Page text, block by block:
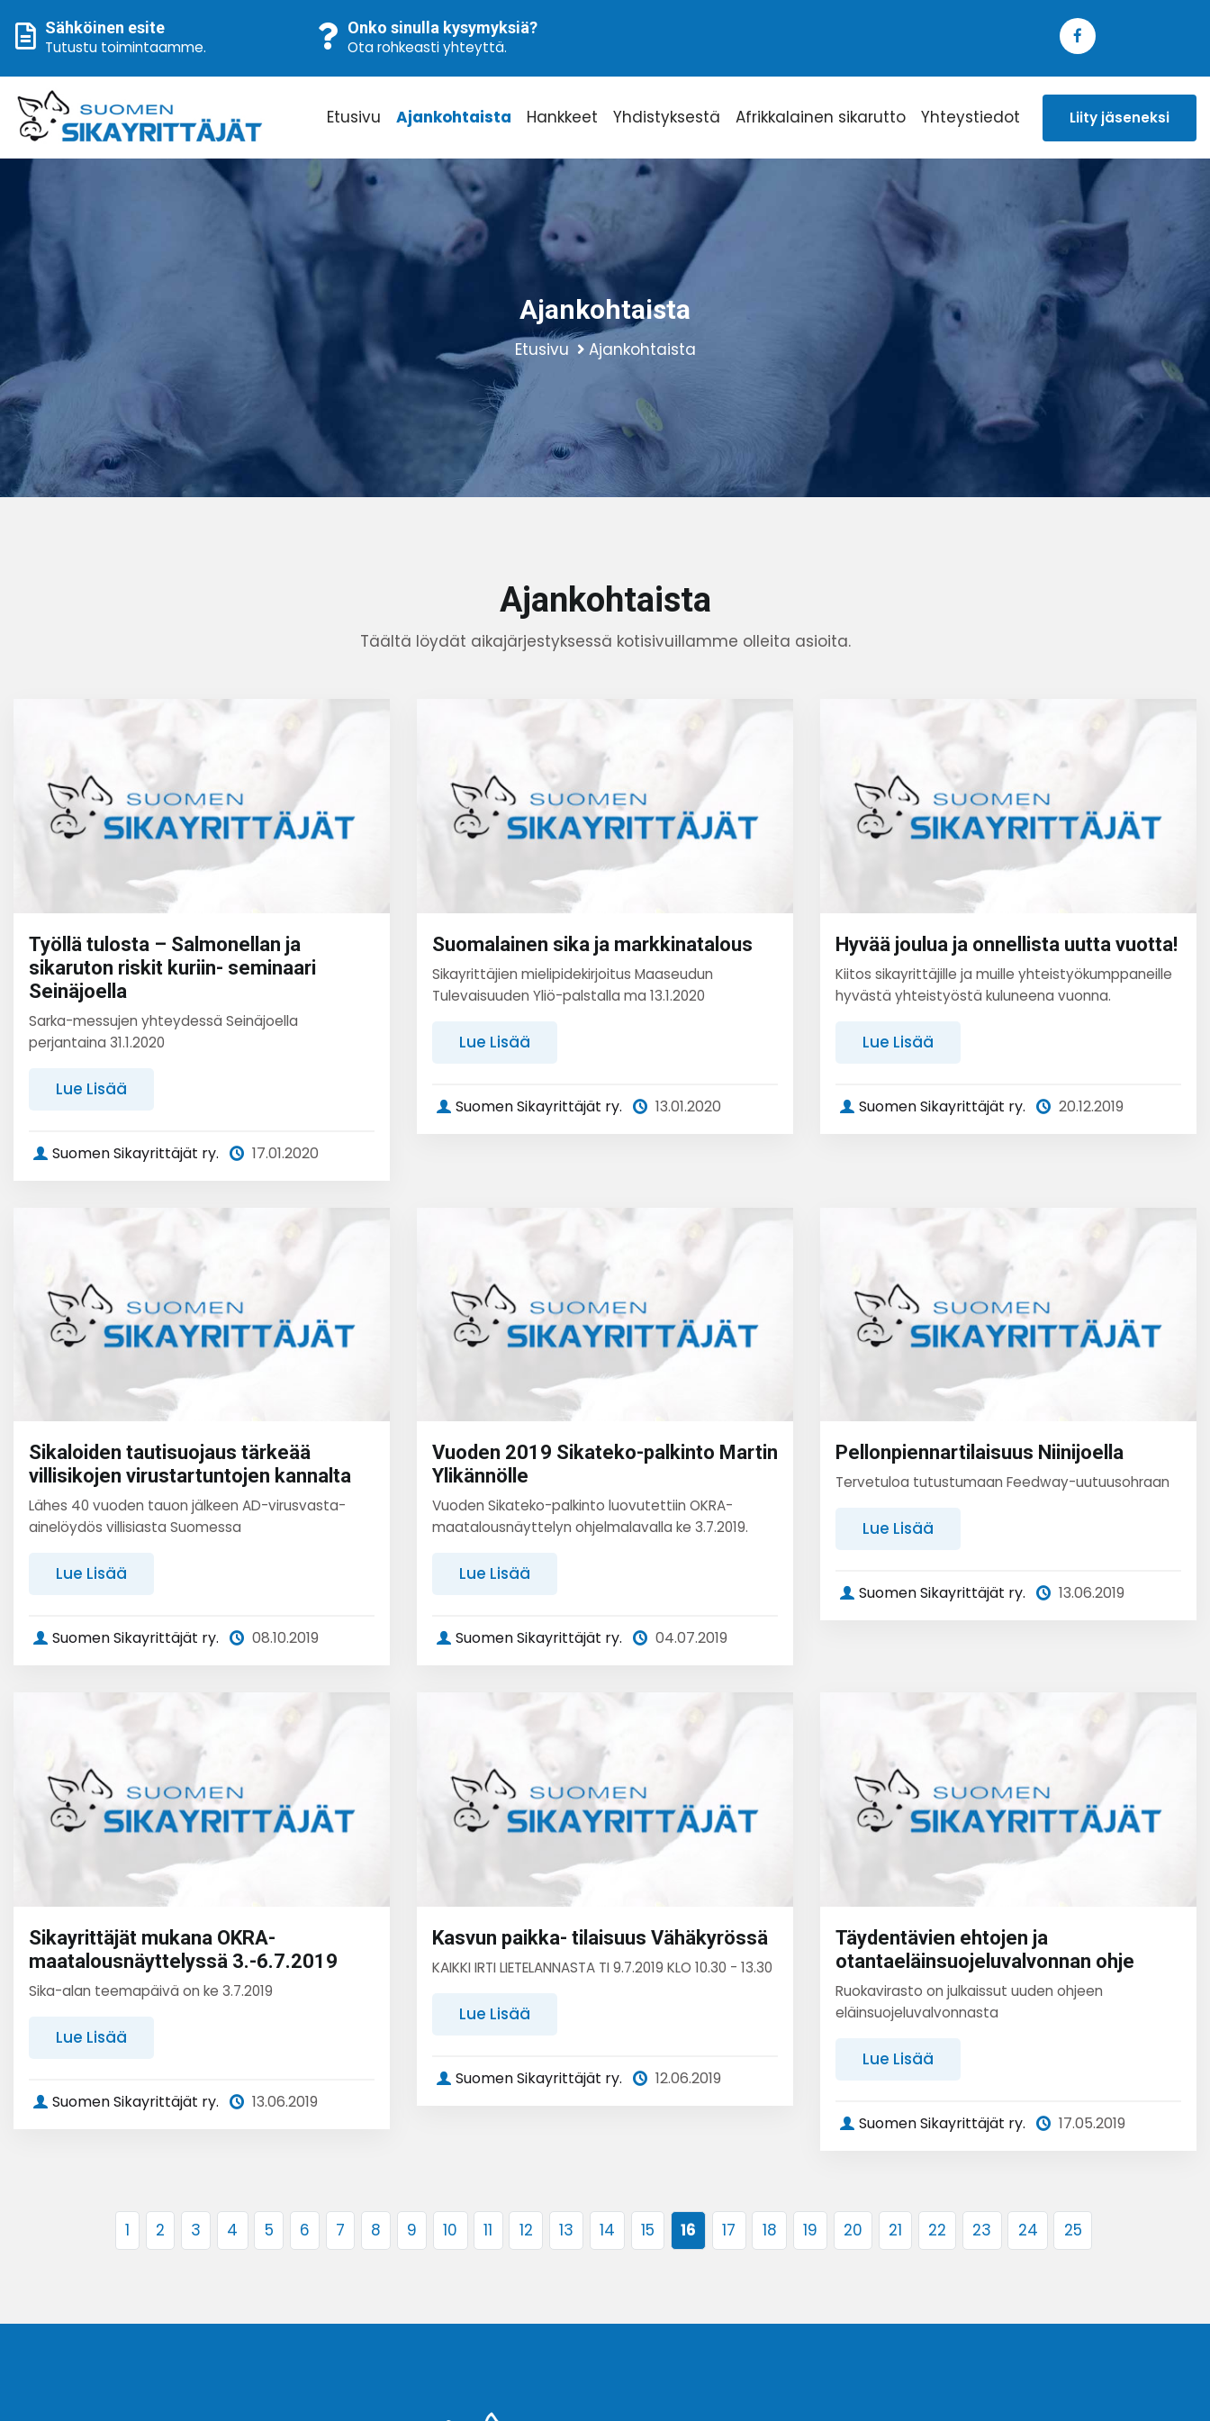
Sähköinen esite
Tutustu toimintaamme.
Onko sinulla kysymyksiä?
Ota rohkeasti yhteyttä.
Etusivu Ajankohtaista Hankkeet Yhdistyksestä Afrikkalainen sikarutto Yhteystiedot Liity jäseneksi
Ajankohtaista
Etusivu Ajankohtaista
Ajankohtaista
Täältä löydät aikajärjestyksessä kotisivuillamme olleita asioita.
Työllä tulosta – Salmonellan ja
sikaruton riskit kuriin- seminaari
Seinäjoella
Sarka-messujen yhteydessä Seinäjoella
perjantaina 31.1.2020
Lue Lisää
Suomen Sikayrittäjät ry. 17.01.2020
Suomalainen sika ja markkinatalous
Sikayrittäjien mielipidekirjoitus Maaseudun
Tulevaisuuden Yliö-palstalla ma 13.1.2020
Lue Lisää
Suomen Sikayrittäjät ry. 13.01.2020
Hyvää joulua ja onnellista uutta vuotta!
Kiitos sikayrittäjille ja muille yhteistyökumppaneille
hyvästä yhteistyöstä kuluneena vuonna.
Lue Lisää
Suomen Sikayrittäjät ry. 20.12.2019
Sikaloiden tautisuojaus tärkeää
villisikojen virustartuntojen kannalta
Lähes 40 vuoden tauon jälkeen AD-virusvasta-
ainelöydös villisiasta Suomessa
Lue Lisää
Suomen Sikayrittäjät ry. 08.10.2019
Vuoden 2019 Sikateko-palkinto Martin
Ylikännölle
Vuoden Sikateko-palkinto luovutettiin OKRA-
maatalousnäyttelyn ohjelmalavalla ke 3.7.2019.
Lue Lisää
Suomen Sikayrittäjät ry. 04.07.2019
Pellonpiennartilaisuus Niinijoella
Tervetuloa tutustumaan Feedway-uutuusohraan
Lue Lisää
Suomen Sikayrittäjät ry. 13.06.2019
Sikayrittäjät mukana OKRA-
maatalousnäyttelyssä 3.-6.7.2019
Sika-alan teemapäivä on ke 3.7.2019
Lue Lisää
Suomen Sikayrittäjät ry. 13.06.2019
Kasvun paikka- tilaisuus Vähäkyrössä
KAIKKI IRTI LIETELANNASTA TI 9.7.2019 KLO 10.30 - 13.30
Lue Lisää
Suomen Sikayrittäjät ry. 12.06.2019
Täydentävien ehtojen ja
otantaeläinsuojeluvalvonnan ohje
Ruokavirasto on julkaissut uuden ohjeen
eläinsuojeluvalvonnasta
Lue Lisää
Suomen Sikayrittäjät ry. 17.05.2019
1 2 3 4 5 6 7 8 9 10 11 12 13 14 15 16 17 18 19 20 21 22 23 24 25